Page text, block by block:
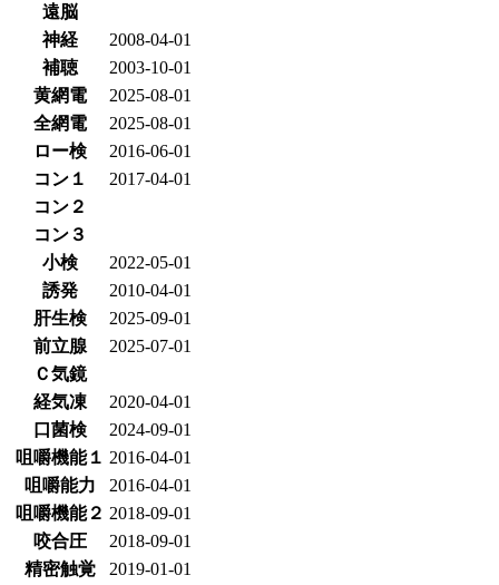
遠脳
神経
2008-04-01
補聴
2003-10-01
黄網電
2025-08-01
全網電
2025-08-01
ロー検
2016-06-01
コン１
2017-04-01
コン２
コン３
小検
2022-05-01
誘発
2010-04-01
肝生検
2025-09-01
前立腺
2025-07-01
Ｃ気鏡
経気凍
2020-04-01
口菌検
2024-09-01
咀嚼機能１ 2016-04-01
咀嚼能力
2016-04-01
咀嚼機能２ 2018-09-01
咬合圧
2018-09-01
精密触覚
2019-01-01